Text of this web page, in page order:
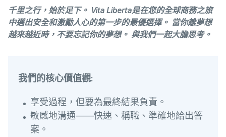
千里之行，始於足下。 Vita Liberta是在您的全球商務之旅
中邁出安全和激勵人心的第一步的最優選擇。 當你離夢想
越來越近時，不要忘記你的夢想。 與我們一起大膽思考。
我們的核心價值觀:
享受過程，但要為最終結果負責。
敏感地溝通——快速、稱職、準確地給出答
案。